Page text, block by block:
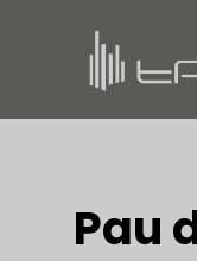
Pau